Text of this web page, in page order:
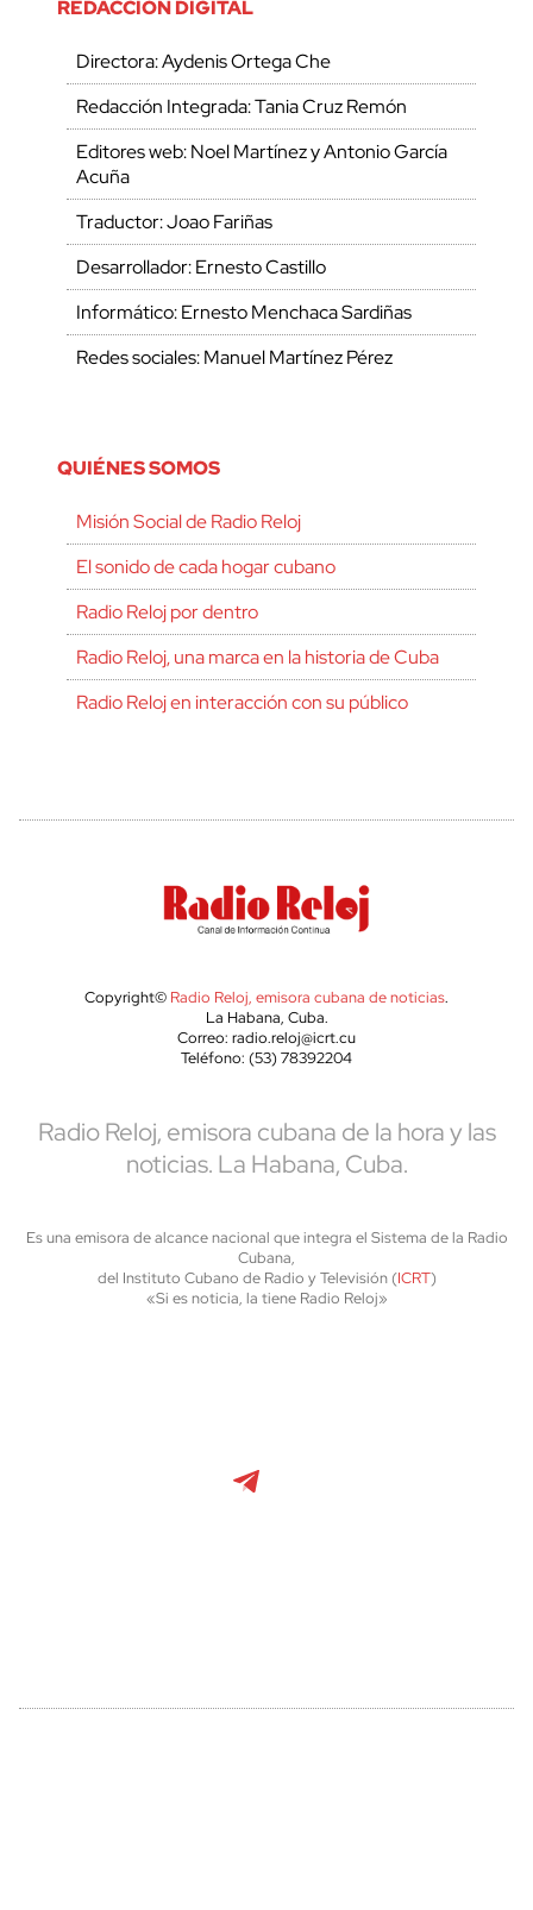
REDACCIÓN DIGITAL
Directora: Aydenis Ortega Che
Redacción Integrada: Tania Cruz Remón
Editores web: Noel Martínez y Antonio García
Acuña
Traductor: Joao Fariñas
Desarrollador: Ernesto Castillo
Informático: Ernesto Menchaca Sardiñas
Redes sociales: Manuel Martínez Pérez
QUIÉNES SOMOS
Misión Social de Radio Reloj
El sonido de cada hogar cubano
Radio Reloj por dentro
Radio Reloj, una marca en la historia de Cuba
Radio Reloj en interacción con su público
Copyright© Radio Reloj, emisora cubana de noticias.
La Habana, Cuba.
Correo: radio.reloj@icrt.cu
Teléfono: (53) 78392204
Radio Reloj, emisora cubana de la hora y las
noticias. La Habana, Cuba.
Es una emisora de alcance nacional que integra el Sistema de la Radio
Cubana,
del Instituto Cubano de Radio y Televisión (ICRT)
«Si es noticia, la tiene Radio Reloj»